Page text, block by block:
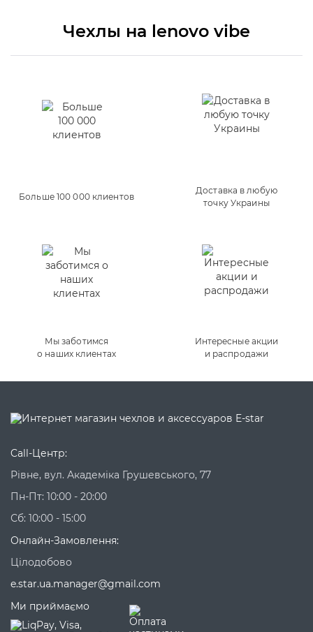
Чехлы на lenovo vibe
Больше 100 000 клиентов
Доставка в любую
точку Украины
Мы заботимся
о наших клиентах
Интересные акции
и распродажи
Call-Центр:
Рівне, вул. Академіка Грушевського, 77
Пн-Пт: 10:00 - 20:00
Сб: 10:00 - 15:00
Онлайн-Замовлення:
Цілодобово
e.star.ua.manager@gmail.com
Ми приймаємо